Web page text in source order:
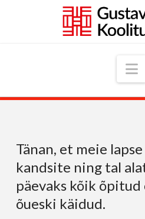
Tänan, et meie
kandsite ning tal
päevaks kõik
õueski käidud.